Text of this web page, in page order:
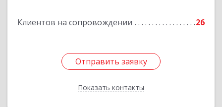
Клиентов на сопровождении 26
Отправить заявку
Показать контакты
Отправить заявку
Назад